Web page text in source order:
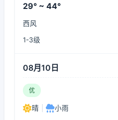
29° ~ 44°
西风
1-3级
08月10日
优
晴 小雨